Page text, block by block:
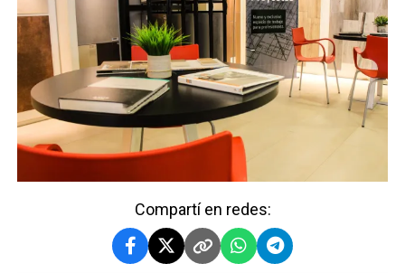
Compartí en redes: